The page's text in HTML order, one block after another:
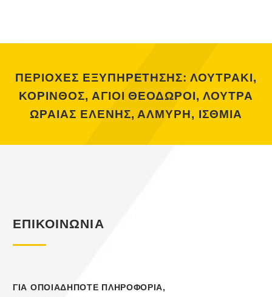
ΠΕΡΙΟΧΕΣ ΕΞΥΠΗΡΕΤΗΣΗΣ: ΛΟΥΤΡΑΚΙ,
ΚΟΡΙΝΘΟΣ, ΑΓΙΟΙ ΘΕΟΔΩΡΟΙ, ΛΟΥΤΡΑ
ΩΡΑΙΑΣ ΕΛΕΝΗΣ, ΑΛΜΥΡΗ, ΙΣΘΜΙΑ
ΕΠΙΚΟΙΝΩΝΙΑ
ΓΙΑ ΟΠΟΙΑΔΗΠΟΤΕ ΠΛΗΡΟΦΟΡΙΑ,